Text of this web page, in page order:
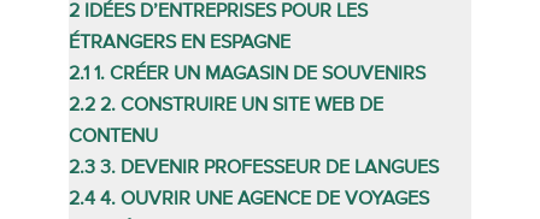
2
IDÉES D’ENTREPRISES POUR LES
ÉTRANGERS EN ESPAGNE
2.1 1. CRÉER UN MAGASIN DE SOUVENIRS
2.2 2. CONSTRUIRE UN SITE WEB DE
CONTENU
2.3 3. DEVENIR PROFESSEUR DE LANGUES
2.4 4. OUVRIR UNE AGENCE DE VOYAGES